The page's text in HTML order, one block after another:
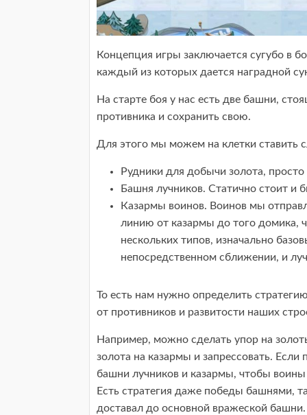
Концепция игры заключается сугубо в
каждый из которых дается наградной
На старте боя у нас есть две башни,
противника и сохранить свою.
Для этого мы можем на клетки ставить
Рудники для добычи золота,
Башня лучников. Статично стоит и
Казармы воинов. Воинов мы
линию от казармы до того
нескольких типов, изначально
непосредственном сближении, и
То есть нам нужно определить
от противников и развитости наших
Например, можно сделать упор на
золота на казармы и запрессовать.
башни лучников и казармы, чтобы
Есть стратегия даже победы башнями,
доставал до основной вражеской башни.